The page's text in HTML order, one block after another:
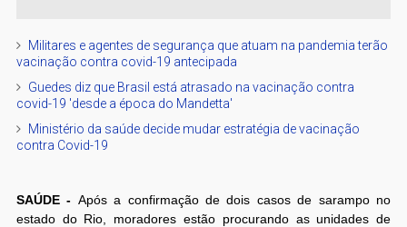
Militares e agentes de segurança que atuam na pandemia terão
vacinação contra covid-19 antecipada
Guedes diz que Brasil está atrasado na vacinação contra
covid-19 'desde a época do Mandetta'
Ministério da saúde decide mudar estratégia de vacinação
contra Covid-19
SAÚDE - Após a confirmação de dois casos de sarampo no
estado do Rio, moradores estão procurando as unidades de